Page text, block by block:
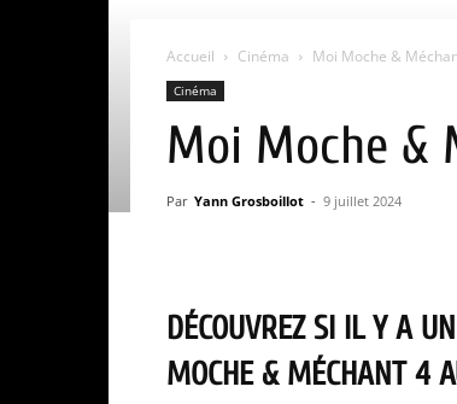
Accueil Cinéma Moi Moche &
Cinéma
Moi Moche &
Par Yann Grosboillot - 9 juillet 2024
DÉCOUVREZ SI IL Y A
MOCHE & MÉCHANT 4